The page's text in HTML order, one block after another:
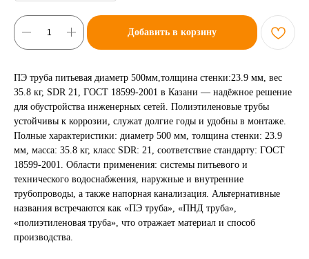
Добавить в корзину
ПЭ труба питьевая диаметр 500мм,толщина стенки:23.9 мм, вес
35.8 кг, SDR 21, ГОСТ 18599-2001 в Казани — надёжное решение
для обустройства инженерных сетей. Полиэтиленовые трубы
устойчивы к коррозии, служат долгие годы и удобны в монтаже.
Полные характеристики: диаметр 500 мм, толщина стенки: 23.9
мм, масса: 35.8 кг, класс SDR: 21, соответствие стандарту: ГОСТ
18599-2001. Области применения: системы питьевого и
технического водоснабжения, наружные и внутренние
трубопроводы, а также напорная канализация. Альтернативные
названия встречаются как «ПЭ труба», «ПНД труба»,
«полиэтиленовая труба», что отражает материал и способ
производства.